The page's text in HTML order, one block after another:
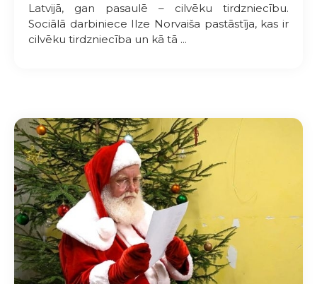
Latvijā, gan pasaulē – cilvēku tirdzniecību.
Sociālā darbiniece Ilze Norvaiša pastāstīja, kas ir
cilvēku tirdzniecība un kā tā ...